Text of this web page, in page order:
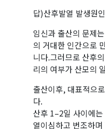
답)산후발열 발생원
임신과 출산의 문제
의 거대한 인간으로
니다.그러므로 산후
리의 여부가 산모의
출산이후, 대표적으
다.
산후 1–2일 사이에
열이심하고 번조하